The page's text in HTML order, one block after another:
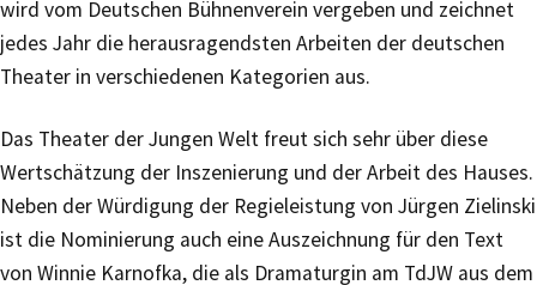
wird vom Deutschen Bühnenverein vergeben und zeichnet
jedes Jahr die herausragendsten Arbeiten der deutschen
Theater in verschiedenen Kategorien aus.
Das Theater der Jungen Welt freut sich sehr über diese
Wertschätzung der Inszenierung und der Arbeit des Hauses.
Neben der Würdigung der Regieleistung von Jürgen Zielinski
ist die Nominierung auch eine Auszeichnung für den Text
von Winnie Karnofka, die als Dramaturgin am TdJW aus dem